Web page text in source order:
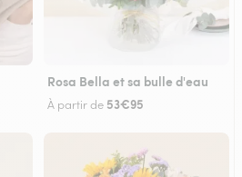
Rosa Bella et sa bulle d'eau
À partir de 53€95